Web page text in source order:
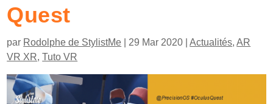
Quest
par Rodolphe de StylistMe 29 Mar 2020 |Actualités,AR
VR XR,Tuto VR